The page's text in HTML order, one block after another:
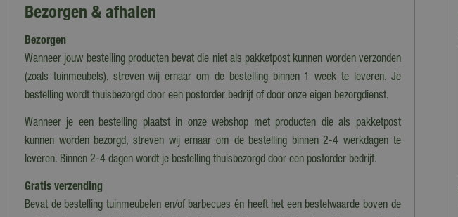
Bezorgen & afhalen
Bezorgen
Wanneer jouw bestelling producten bevat die niet als pakketpost kunnen worden verzonden
(zoals tuinmeubels), streven wij ernaar om de bestelling binnen 1 week te leveren. Je
bestelling wordt thuisbezorgd door een postorder bedrijf of door onze eigen bezorgdienst.
Wanneer je een bestelling plaatst in onze webshop met producten die als pakketpost
kunnen worden bezorgd, streven wij ernaar om de bestelling binnen 2-4 werkdagen te
leveren. Binnen 2-4 dagen wordt je bestelling thuisbezorgd door een postorder bedrijf.
Gratis verzending
Bevat de bestelling tuinmeubelen en/of barbecues én heeft het een bestelwaarde boven de